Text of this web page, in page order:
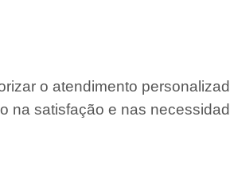
o atendimento
na satisfação e nas